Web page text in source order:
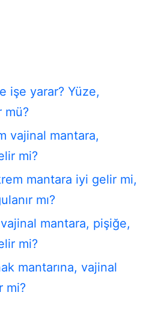
işe yarar? Yüze,
mü?
vajinal mantara,
mi?
mantara iyi gelir mi,
mı?
mantara, pişiğe,
mi?
mantarına, vajinal
mi?